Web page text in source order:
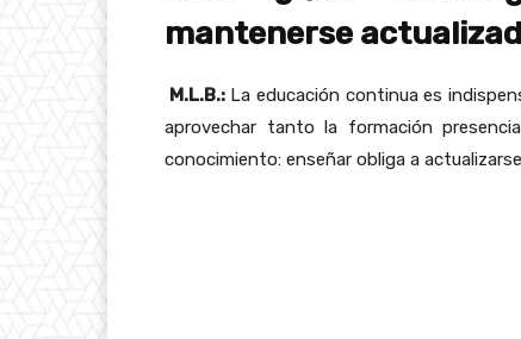
mantenerse
M.L.B.:La educación continua es
aprovechar tanto la formación
conocimiento: enseñar obliga a